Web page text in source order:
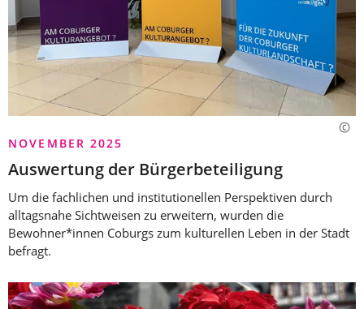
NOVEMBER 2025
Auswertung der Bürgerbeteiligung
Um die fachlichen und institutionellen Perspektiven durch
alltagsnahe Sichtweisen zu erweitern, wurden die
Bewohner*innen Coburgs zum kulturellen Leben in der Stadt
befragt.